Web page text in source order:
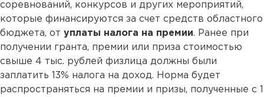
соревнований, конкурсов и других мероприятий,
которые финансируются за счет средств областного
бюджета, от уплаты налога на премии. Ранее при
получении гранта, премии или приза стоимостью
свыше 4 тыс. рублей физлица должны были
заплатить 13% налога на доход. Норма будет
распространяться на премии и призы, полученные с 1